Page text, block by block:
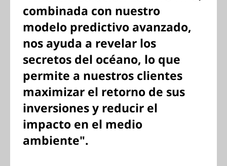
combinada con nuestro
modelo predictivo avanzado,
nos ayuda a revelar los
secretos del océano, lo que
permite a nuestros clientes
maximizar el retorno de sus
inversiones y reducir el
impacto en el medio
ambiente".